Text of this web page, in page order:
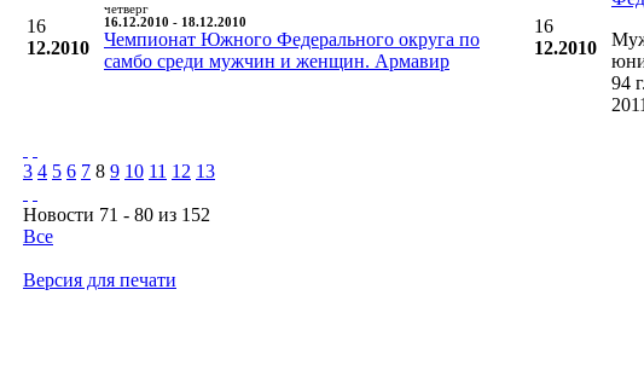
16
12.2010
четверг
16.12.2010 - 18.12.2010
Чемпионат Южного Федерального округа по
самбо среди мужчин и женщин. Армавир
16
12.2010
94
3 4 5 6 7 8 9 10 11 12 13
Новости 71 - 80 из 152
Все
Версия для печати